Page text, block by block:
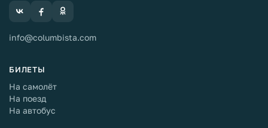
info@columbista.com
БИЛЕТЫ
На самолёт
На поезд
На автобус